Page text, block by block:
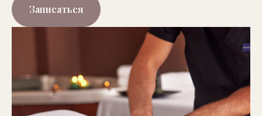
Записаться